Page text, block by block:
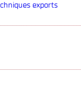
exports